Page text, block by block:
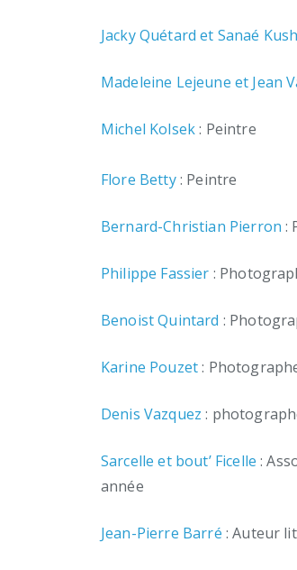
Jacky Quétard et Sanaé
Madeleine Lejeune et Jean
Michel Kolsek: Peintre
Flore Betty: Peintre
Bernard-Christian Pierron :
Philippe Fassier :
Benoist Quintard :
Karine Pouzet:
Denis Vazquez :
Sarcelle et bout’ Ficelle :
année
Jean-Pierre Barré : Auteur